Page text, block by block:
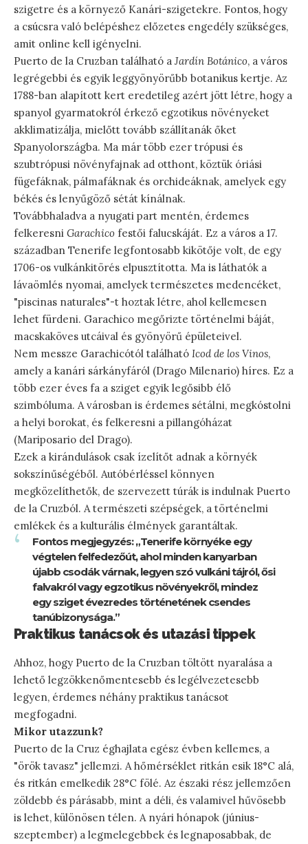
szigetre és a környező Kanári-szigetekre. Fontos, hogy
a csúcsra való belépéshez előzetes engedély szükséges,
amit online kell igényelni.
Puerto de la Cruzban található a Jardín Botánico, a város
legrégebbi és egyik leggyönyörűbb botanikus kertje. Az
1788-ban alapított kert eredetileg azért jött létre, hogy a
spanyol gyarmatokról érkező egzotikus növényeket
akklimatizálja, mielőtt tovább szállítanák őket
Spanyolországba. Ma már több ezer trópusi és
szubtrópusi növényfajnak ad otthont, köztük óriási
fügefáknak, pálmafáknak és orchideáknak, amelyek egy
békés és lenyűgöző sétát kínálnak.
Továbbhaladva a nyugati part mentén, érdemes
felkeresni Garachico festői falucskáját. Ez a város a 17.
században Tenerife legfontosabb kikötője volt, de egy
1706-os vulkánkitörés elpusztította. Ma is láthatók a
lávaömlés nyomai, amelyek természetes medencéket,
"piscinas naturales"-t hoztak létre, ahol kellemesen
lehet fürdeni. Garachico megőrizte történelmi báját,
macskaköves utcáival és gyönyörű épületeivel.
Nem messze Garachicótól található Icod de los Vinos,
amely a kanári sárkányfáról (Drago Milenario) híres. Ez a
több ezer éves fa a sziget egyik legősibb élő
szimbóluma. A városban is érdemes sétálni, megkóstolni
a helyi borokat, és felkeresni a pillangóházat
(Mariposario del Drago).
Ezek a kirándulások csak ízelítőt adnak a környék
sokszínűségéből. Autóbérléssel könnyen
megközelíthetők, de szervezett túrák is indulnak Puerto
de la Cruzból. A természeti szépségek, a történelmi
emlékek és a kulturális élmények garantáltak.
Fontos megjegyzés: „Tenerife környéke egy
végtelen felfedezőút, ahol minden kanyarban
újabb csodák várnak, legyen szó vulkáni tájról, ősi
falvakról vagy egzotikus növényekről, mindez
egy sziget évezredes történetének csendes
tanúbizonysága.”
Praktikus tanácsok és utazási tippek
Ahhoz, hogy Puerto de la Cruzban töltött nyaralása a
lehető legzökkenőmentesebb és legélvezetesebb
legyen, érdemes néhány praktikus tanácsot
megfogadni.
Mikor utazzunk?
Puerto de la Cruz éghajlata egész évben kellemes, a
"örök tavasz" jellemzi. A hőmérséklet ritkán esik 18°C alá,
és ritkán emelkedik 28°C fölé. Az északi rész jellemzően
zöldebb és párásabb, mint a déli, és valamivel hűvösebb
is lehet, különösen télen. A nyári hónapok (június-
szeptember) a legmelegebbek és legnaposabbak, de